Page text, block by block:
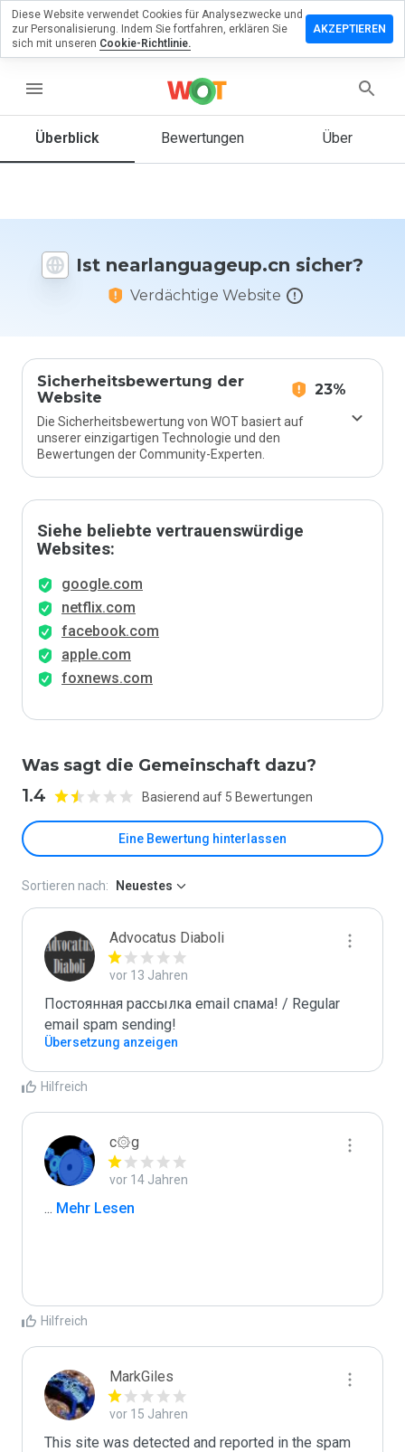
menu
Überblick Bewertungen Über
Ist nearlanguageup.cn sicher?
Verdächtige Website
Sicherheitsbewertung der
Website
23%
Die Sicherheitsbewertung von WOT basiert auf
unserer einzigartigen Technologie und den
Bewertungen der Community-Experten.
Siehe beliebte vertrauenswürdige
Websites:
google.com
netflix.com
facebook.com
apple.com
foxnews.com
Was sagt die Gemeinschaft dazu?
1.4 Basierend auf 5 Bewertungen
Eine Bewertung hinterlassen
Sie
Sie diese
auf einer
Skala von
1 bis 5
Sortieren nach: Neuestes
Advocatus Diaboli
vor 13 Jahren
Постоянная рассылка email спама! / Regular
email spam sending!
Übersetzung anzeigen
Hilfreich
c۞g
vor 14 Jahren
... Mehr Lesen
Hilfreich
MarkGiles
vor 15 Jahren
This site was detected and reported in the spam
Diese Website verwendet Cookies für Analysezwecke und
zur Personalisierung. Indem Sie fortfahren, erklären Sie
sich mit unseren Cookie-Richtlinie.
AKZEPTIEREN